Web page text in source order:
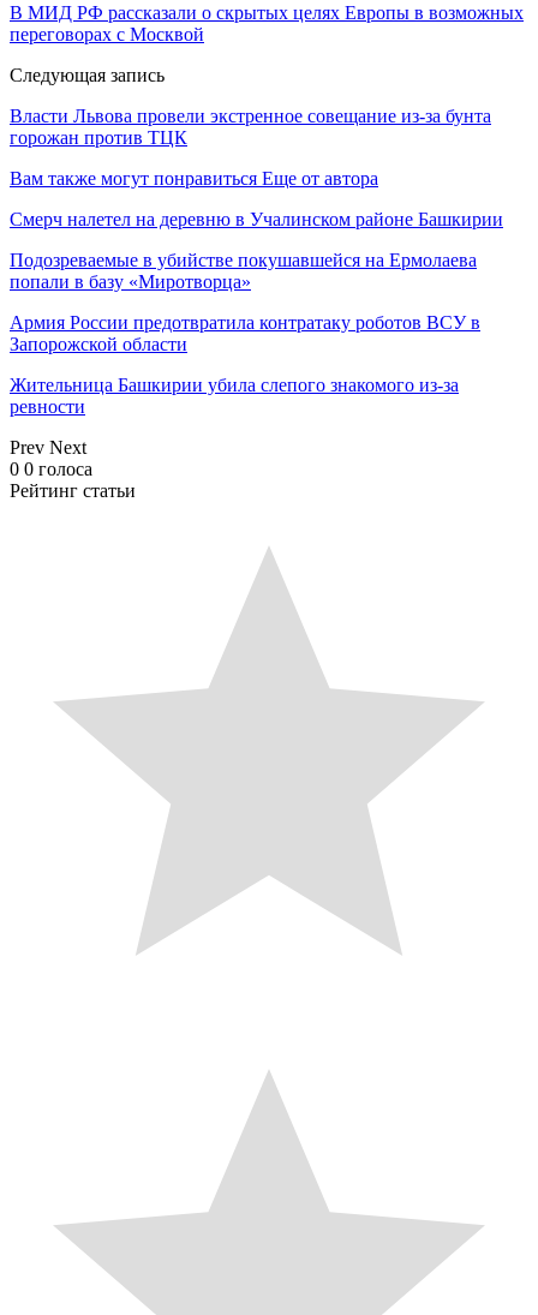
В МИД РФ рассказали о скрытых целях Европы в возможных
переговорах с Москвой
Следующая запись
Власти Львова провели экстренное совещание из-за бунта
горожан против ТЦК
Вам также могут понравиться Еще от автора
Смерч налетел на деревню в Учалинском районе Башкирии
Подозреваемые в убийстве покушавшейся на Ермолаева
попали в базу «Миротворца»
Армия России предотвратила контратаку роботов ВСУ в
Запорожской области
Жительница Башкирии убила слепого знакомого из-за
ревности
Prev Next
0 0 голоса
Рейтинг статьи